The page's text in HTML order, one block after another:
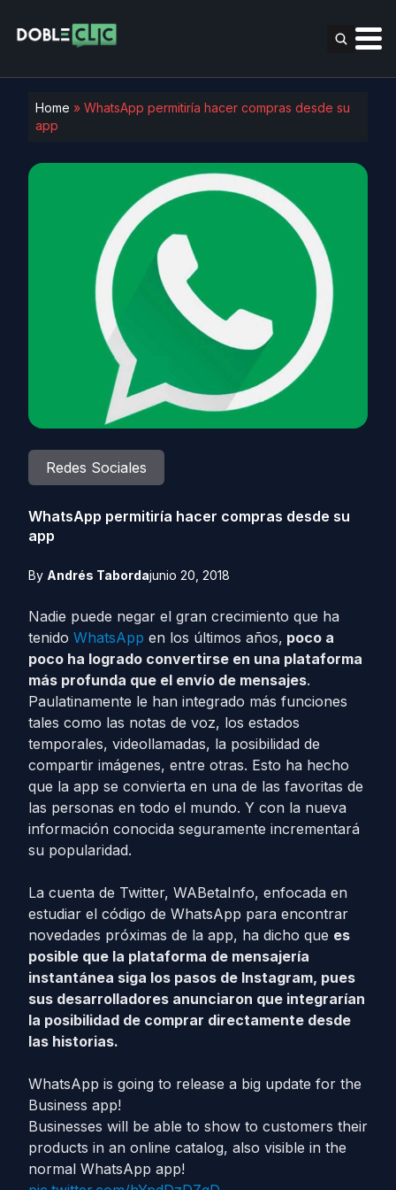
Home » WhatsApp permitiría hacer compras desde su
app
Redes Sociales
WhatsApp permitiría hacer compras desde su
app
By Andrés Tabordajunio 20, 2018
Nadie puede negar el gran crecimiento que ha
tenido WhatsApp en los últimos años, poco a
poco ha logrado convertirse en una plataforma
más profunda que el envío de mensajes.
Paulatinamente le han integrado más funciones
tales como las notas de voz, los estados
temporales, videollamadas, la posibilidad de
compartir imágenes, entre otras. Esto ha hecho
que la app se convierta en una de las favoritas de
las personas en todo el mundo. Y con la nueva
información conocida seguramente incrementará
su popularidad.
La cuenta de Twitter, WABetaInfo, enfocada en
estudiar el código de WhatsApp para encontrar
novedades próximas de la app, ha dicho que es
posible que la plataforma de mensajería
instantánea siga los pasos de Instagram, pues
sus desarrolladores anunciaron que integrarían
la posibilidad de comprar directamente desde
las historias.
WhatsApp is going to release a big update for the
Business app!
Businesses will be able to show to customers their
products in an online catalog, also visible in the
normal WhatsApp app!